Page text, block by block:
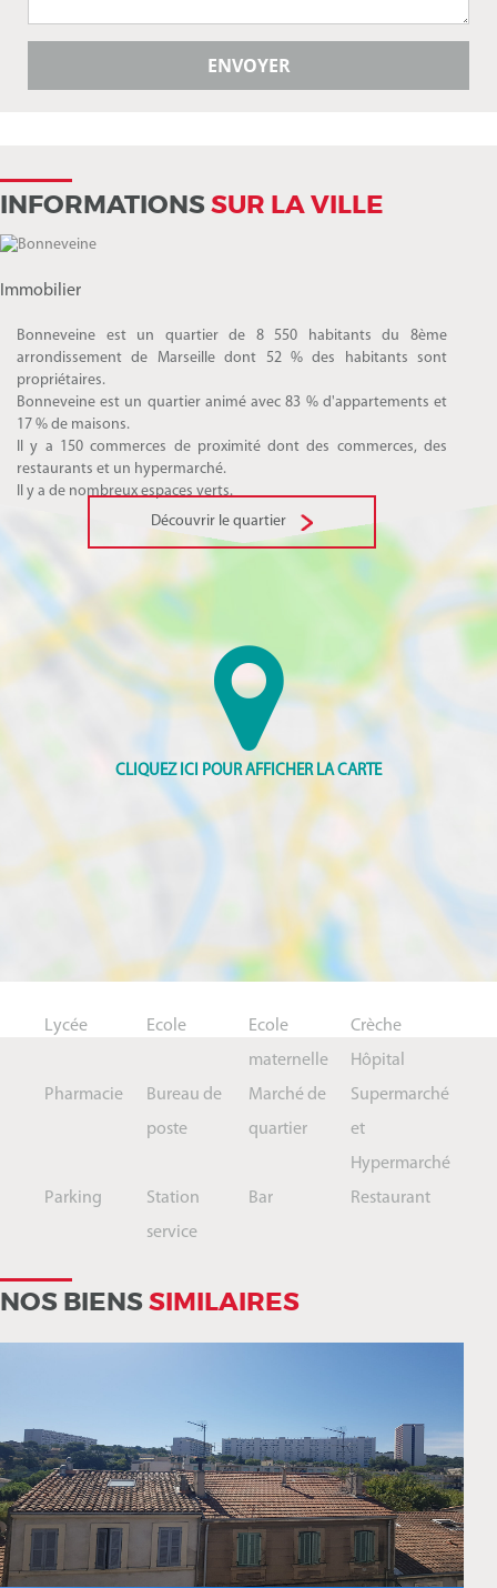
INFORMATIONSSUR LA VILLE
Immobilier
Bonneveine est un quartier de 8 550 habitants du 8ème
arrondissement de Marseille dont 52 % des habitants sont
propriétaires.
Bonneveine est un quartier animé avec 83 % d'appartements et
17 % de maisons.
Il y a 150 commerces de proximité dont des commerces, des
restaurants et un hypermarché.
Il y a de nombreux espaces verts.
Découvrir le quartier
Lycée Ecole
Ecole
maternelle
Crèche
Hôpital
Pharmacie
Bureau de
poste
Marché de
quartier
Supermarché
et
Hypermarché
Parking
Station
service
Bar Restaurant
NOS BIENSSIMILAIRES